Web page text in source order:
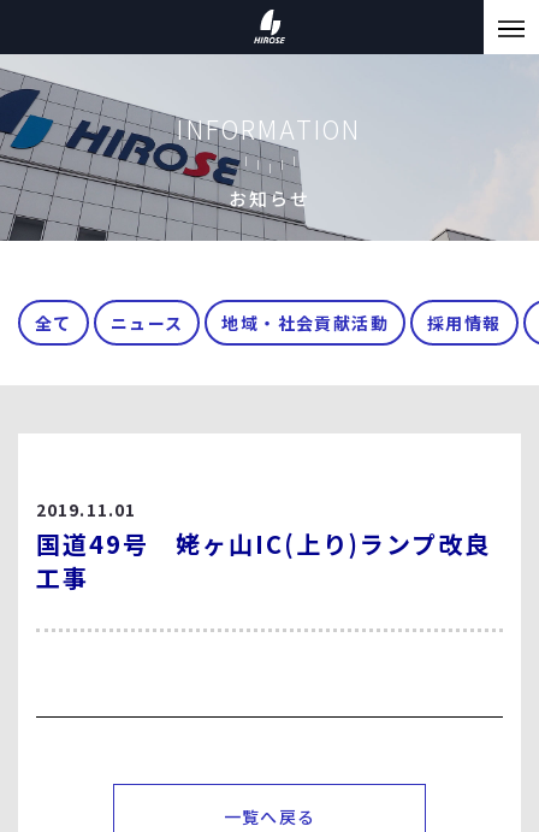
INFORMATION
お知らせ
全て ニュース 地域・社会貢献活動 採用情報
2019.11.01
国道49号 姥ヶ山IC(上り)ランプ改良
工事
一覧へ戻る